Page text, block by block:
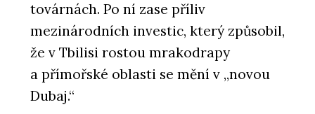
továrnách. Po ní zase příliv
mezinárodních investic, který způsobil,
že v Tbilisi rostou mrakodrapy
a přímořské oblasti se mění v „novou
Dubaj.“